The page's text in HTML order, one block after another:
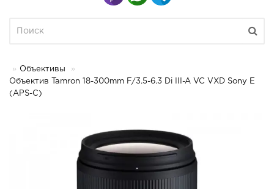
Объективы
Объектив Tamron 18-300mm F/3.5-6.3 Di III-A VC VXD Sony E
(APS-C)